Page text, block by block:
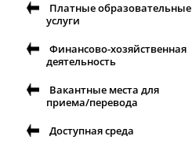
Платные образовательные
услуги
Финансово-хозяйственная
деятельность
Вакантные места для
приема/перевода
Доступная среда